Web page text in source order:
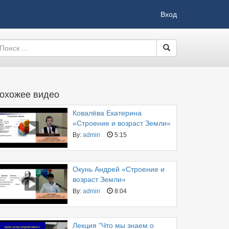
Вход
видео
Ковалёва Екатерина
«Строение и возраст Земли»
By: admin 5:15
Окунь Андрей «Строение и
возраст Земли»
By: admin 8:04
Лекция "Что мы знаем о